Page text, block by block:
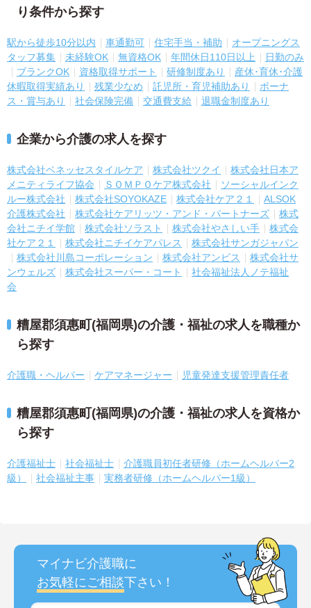
り条件から探す
駅から徒歩10分以内 車通勤可 住宅手当・補助
オープニングス
タッフ募集
未経験OK 無資格OK 年間休日110日以上
日勤のみ
ブランクOK
資格取得サポート 研修制度あり
産休･育休･介護
休暇取得実績あり
残業少なめ 託児所・育児補助あり
ボーナ
ス・賞与あり
社会保険完備 交通費支給 退職金制度あり
企業から介護の求人を探す
株式会社ベネッセスタイルケア 株式会社ツクイ
株式会社日本ア
メニティライフ協会
ＳＯＭＰＯケア株式会社
ソーシャルインク
ルー株式会社
株式会社SOYOKAZE 株式会社ケア２１
ALSOK
介護株式会社
株式会社ケアリッツ・アンド・パートナーズ
株式
会社ニチイ学館
株式会社ソラスト 株式会社やさしい手
株式会
社ケア２１
株式会社ニチイケアパレス
株式会社サンガジャパン
株式会社川島コーポレーション
株式会社アンビス
株式会社サ
ンウェルズ
株式会社スーパー・コート
社会福祉法人ノテ福祉
会
糟屋郡須惠町(福岡県)の介護・福祉の求人を職種か
ら探す
介護職・ヘルパー ケアマネージャー 児童発達支援管理責任者
糟屋郡須惠町(福岡県)の介護・福祉の求人を資格か
ら探す
介護福祉士 社会福祉士
介護職員初任者研修（ホームヘルパー2
級）
社会福祉主事 実務者研修（ホームヘルパー1級）
マイナビ介護職に
お気軽にご相談下さい！